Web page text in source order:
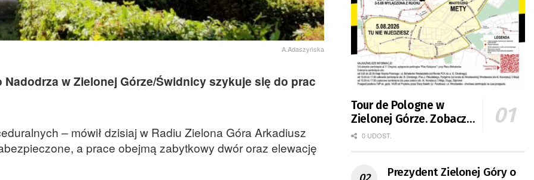
A.Adaszyńska
w Zielonej Górze/Świdnicy szykuje się do prac
– mówił dzisiaj w Radiu Zielona Góra Arkadiusz
a prace obejmą zabytkowy dwór oraz elewację
Tour de Pologne w
Zielonej Górze. Zobacz
zmiany w organizacji
0 UDOST.
Prezydent Zielonej Góry o